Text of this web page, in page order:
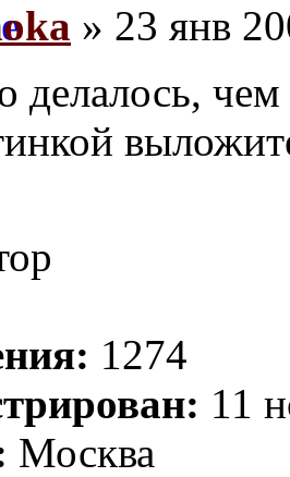
» 23 янв
делалось,
1274
11
Москва